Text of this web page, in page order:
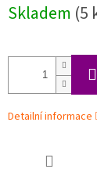
cena:
Skladem (5
Detailní informace